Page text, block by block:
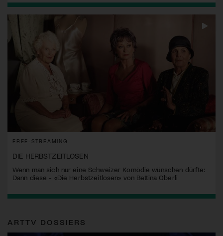
FREE-STREAMING
DIE HERBSTZEITLOSEN
Wenn man sich nur eine Schweizer Komödie wünschen dürfte:
Dann diese - «Die Herbstzeitlosen» von Bettina Oberli
ARTTV DOSSIERS